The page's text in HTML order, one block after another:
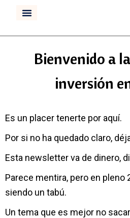
Bienvenido a
inversión
Es un placer tenerte por aquí.
Por si no ha quedado claro,
Esta newsletter va de dinero,
Parece mentira, pero en pleno
siendo un tabú.
Un tema que es mejor no